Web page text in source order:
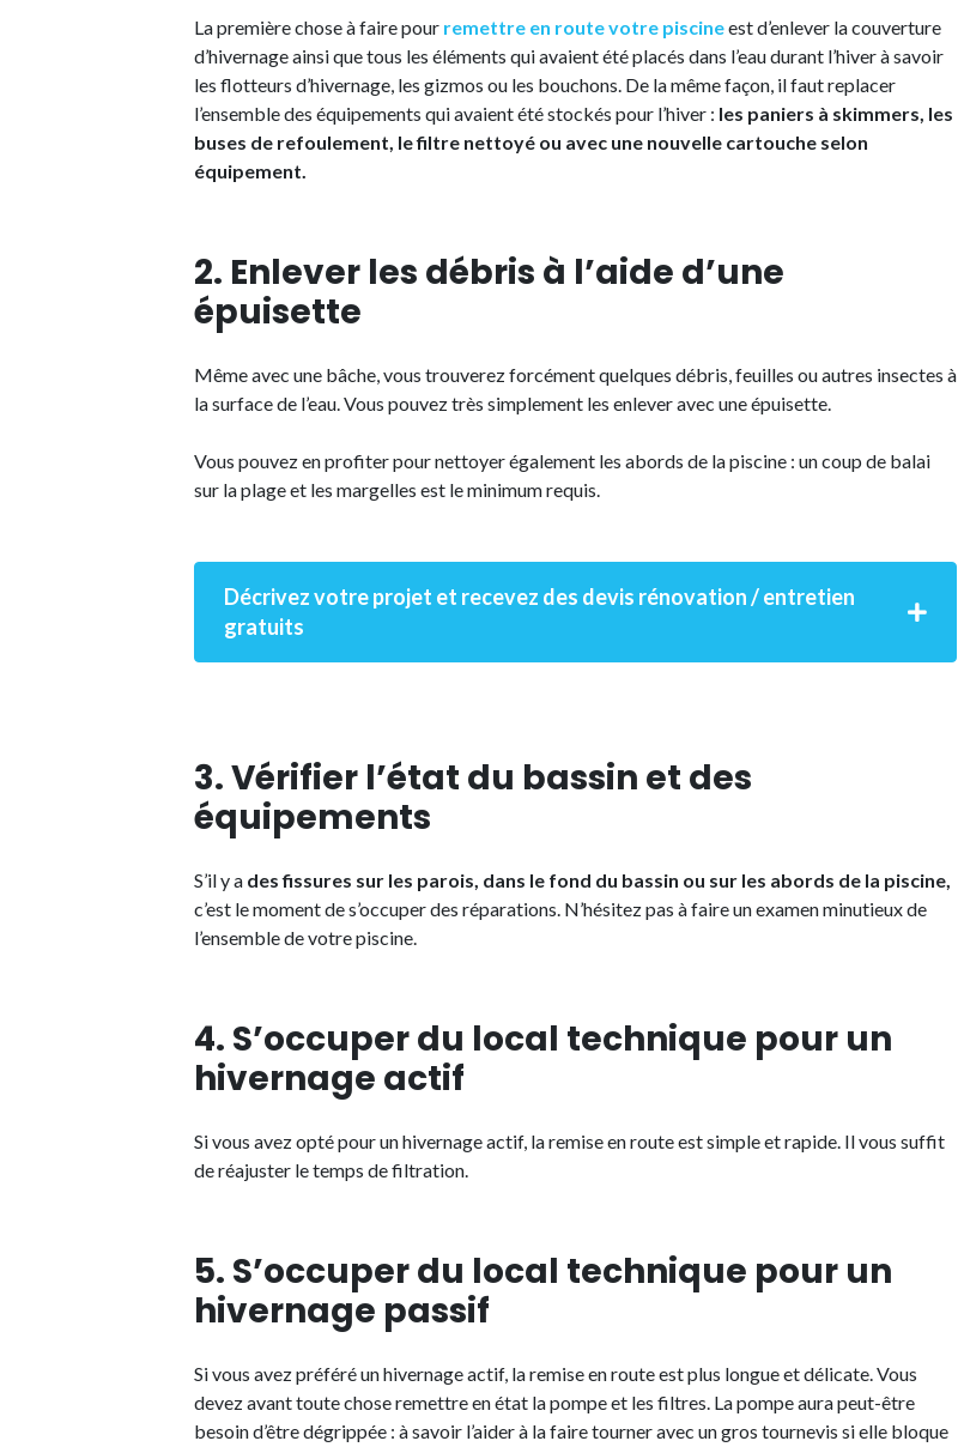
La première chose à faire pour remettre en route votre piscineest d’enlever la couverture
d’hivernage ainsi que tous les éléments qui avaient été placés dans l’eau durant l’hiver à savoir
les flotteurs d’hivernage, les gizmos ou les bouchons. De la même façon, il faut replacer
l’ensemble des équipements qui avaient été stockés pour l’hiver : les paniers à skimmers, les
buses de refoulement, le filtre nettoyé ou avec une nouvelle cartouche selon
équipement.
2. Enlever les débris à l’aide d’une
épuisette
Même avec une bâche, vous trouverez forcément quelques débris, feuilles ou autres insectes à
la surface de l’eau. Vous pouvez très simplement les enlever avec une épuisette.
Vous pouvez en profiter pour nettoyer également les abords de la piscine : un coup de balai
sur la plage et les margelles est le minimum requis.
Décrivez votre projet et recevez des devis rénovation / entretien
gratuits
3. Vérifier l’état du bassin et des
équipements
S’il y a des fissures sur les parois, dans le fond du bassin ou sur les abords de la piscine,
c’est le moment de s’occuper des réparations. N’hésitez pas à faire un examen minutieux de
l’ensemble de votre piscine.
4. S’occuper du local technique pour un
hivernage actif
Si vous avez opté pour un hivernage actif, la remise en route est simple et rapide. Il vous suffit
de réajuster le temps de filtration.
5. S’occuper du local technique pour un
hivernage passif
Si vous avez préféré un hivernage actif, la remise en route est plus longue et délicate. Vous
devez avant toute chose remettre en état la pompe et les filtres. La pompe aura peut-être
besoin d’être dégrippée : à savoir l’aider à la faire tourner avec un gros tournevis si elle bloque